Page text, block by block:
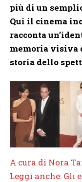
più di un
Qui il cinema
racconta
memoria visiva
storia dello
A cura di Nora
Leggi anche: